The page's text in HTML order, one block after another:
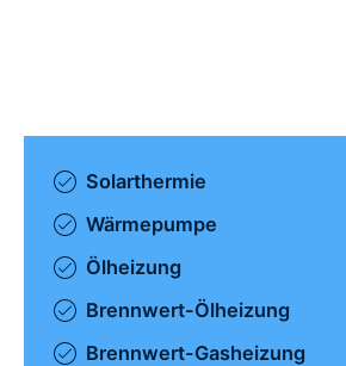
Solarthermie
Wärmepumpe
Ölheizung
Brennwert-Ölheizung
Brennwert-Gasheizung